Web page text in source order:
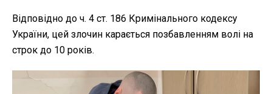
Відповідно до ч. 4 ст. 186 Кримінального кодексу
України, цей злочин карається позбавленням волі на
строк до 10 років.